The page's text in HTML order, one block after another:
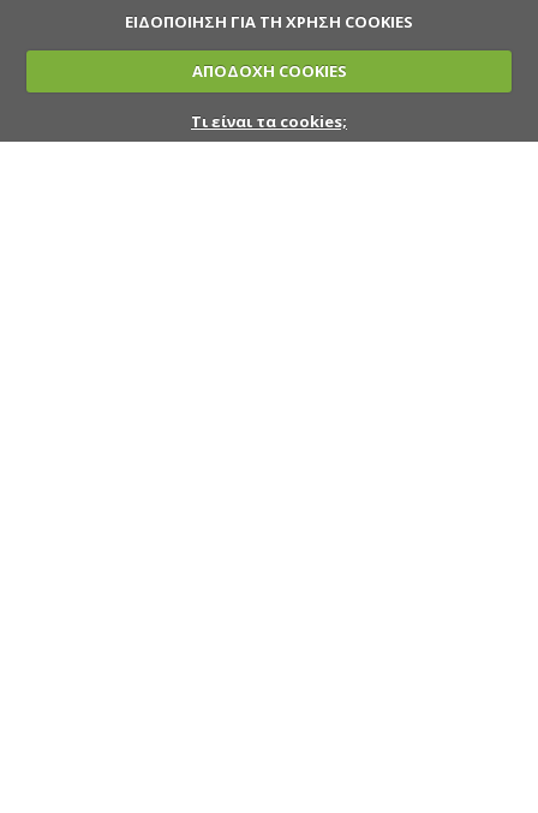
ΕΙΔΟΠΟΙΗΣΗ ΓΙΑ ΤΗ ΧΡΗΣΗ COOKIES
ΑΠΟΔΟΧΗ COOKIES
Τι είναι τα cookies;